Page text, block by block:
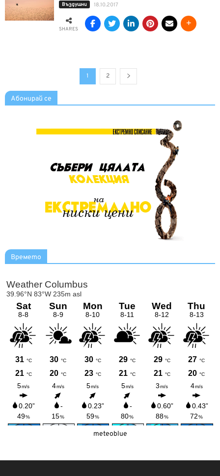
Въздушни 18.10.2017
SHARES
1 2
Абонирай се
Времето
meteoblue